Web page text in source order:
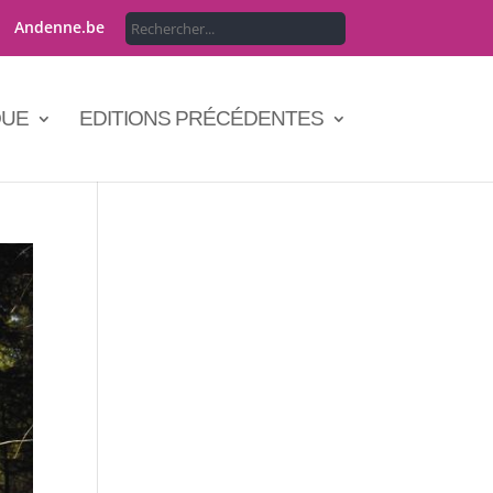
Andenne.be
EDITIONS PRÉCÉDENTES